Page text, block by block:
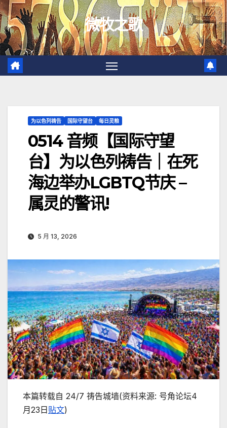
跳
至
内
容
微牧之歌
为以色列祷告 国际守望台 每日灵粮
0514 音频【国际守望
台】为以色列祷告｜在死
海边举办LGBTQ节庆 –
属灵的警讯!
5 月 13, 2026
本篇转载自 24/7 祷告城墙(资料来源: 号角论坛4
月 23 日 贴文)